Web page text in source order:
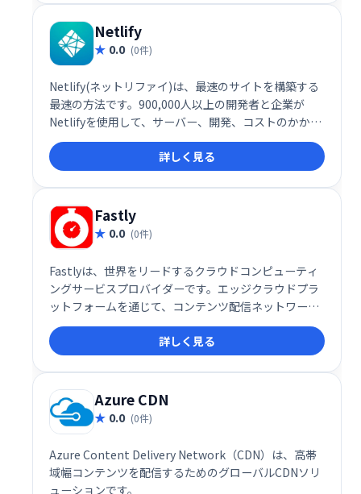
Netlify
0.0 (0件)
Netlify(ネットリファイ)は、最速のサイトを構築する
最速の方法です。900,000人以上の開発者と企業が
Netlifyを使用して、サーバー、開発、コストのかかる
インフラストラクチャなしで、世界規模でWebプロジ
ェクトを実行しています。詳しく見る
Fastly
0.0 (0件)
Fastlyは、世界をリードするクラウドコンピューティ
ングサービスプロバイダーです。エッジクラウドプラ
ットフォームを通じて、コンテンツ配信ネットワーク
（CDN）、インターネットセキュリティ、負荷分散、
ビデオ＆ストリーミングサービスなどを提供し、高速
で安全なデジタル体験を実現します。グローバルな展
開と高い信頼性で、世界中の企業のデジタル基盤を支
えています。
詳しく見る
Azure CDN
0.0 (0件)
Azure Content Delivery Network（CDN）は、高帯
域幅コンテンツを配信するためのグローバルCDNソリ
ューションです。